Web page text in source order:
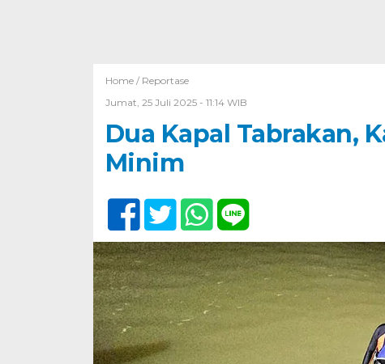
Home / Reportase
Jumat, 25 Juli 2025 - 11:14 WIB
Dua Kapal Tabrakan,
Minim